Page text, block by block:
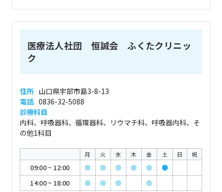
医療法人社団 恒誠会 ふくたクリニッ
ク
住所 山口県宇部市島3-8-13
電話 0836-32-5088
診療科目
内科、呼吸器科、循環器科、リウマチ科、呼吸器内科、そ
の他1科目
月 火 水 木 金 土 日 祝
09:00~ 12:00 ● ● ● ● ●
●
14:00~ 18:00 ● ● ● ●